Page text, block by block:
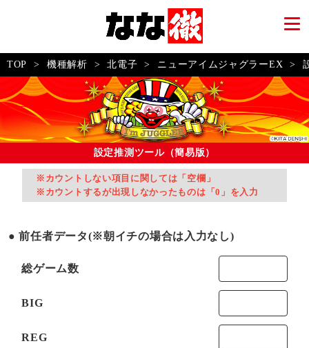
TOP > 機種解析 > 北電子 > ニューアイムジャグラーEX >
設定推測ツール（簡易版）
※カウントしない項目に関しては「空欄」
※カウントするが出現しなかったものは「0」を入力
前任者データ(※朝イチの場合は入力なし)
総ゲーム数
BIG
REG